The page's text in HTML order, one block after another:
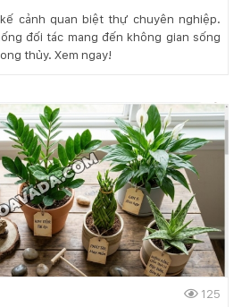
cảnh quan biệt thự chuyên nghiệp.
đối tác mang đến không gian sống
thủy. Xem ngay!
125